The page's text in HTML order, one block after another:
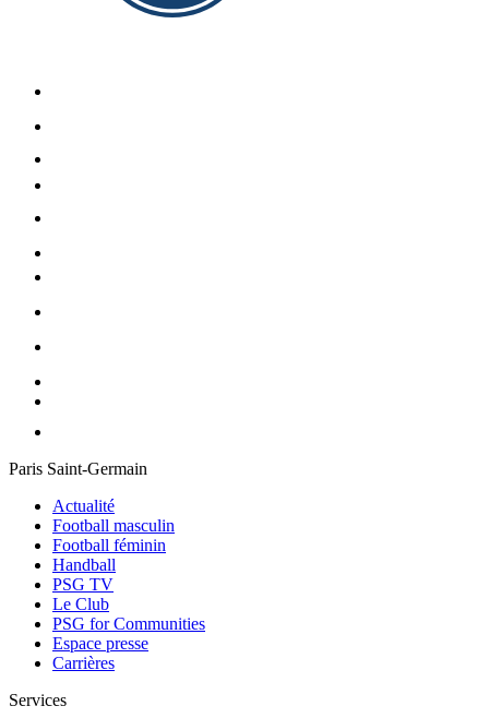
Paris Saint-Germain
Actualité
Football masculin
Football féminin
Handball
PSG TV
Le Club
PSG for Communities
Espace presse
Carrières
Services